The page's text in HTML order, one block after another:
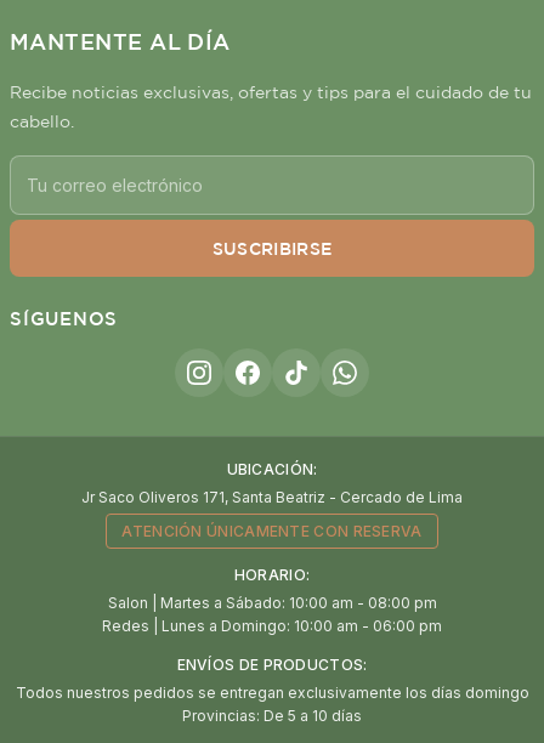
MANTENTE AL DÍA
Recibe noticias exclusivas, ofertas y tips para el cuidado de tu
cabello.
SUSCRIBIRSE
SÍGUENOS
UBICACIÓN:
Jr Saco Oliveros 171, Santa Beatriz - Cercado de Lima
ATENCIÓN ÚNICAMENTE CON RESERVA
HORARIO:
Salon | Martes a Sábado: 10:00 am - 08:00 pm
Redes | Lunes a Domingo: 10:00 am - 06:00 pm
ENVÍOS DE PRODUCTOS:
Todos nuestros pedidos se entregan exclusivamente los días domingo
Provincias: De 5 a 10 días